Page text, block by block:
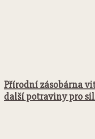
Přírodní zásobárna
další potraviny pro